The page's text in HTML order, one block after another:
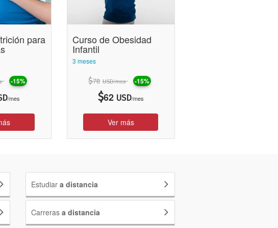
para
-15%
/mes
Curso de Obesidad
Infantil
3 meses
$78 USD/mes -15%
$62 USD/mes
Ver más
Estudiar a distancia
Carreras a distancia